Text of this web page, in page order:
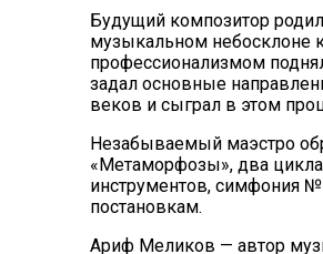
Будущий композитор
музыкальном небосклоне
профессионализмом
задал основные
веков и сыграл в этом
Незабываемый маэстро
«Метаморфозы», два
инструментов, симфония
постановкам.
Ариф Меликов — автор